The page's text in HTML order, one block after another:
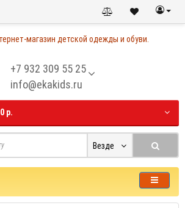
+7 932 309 55 25
info@ekakids.ru
0 р.
Везде